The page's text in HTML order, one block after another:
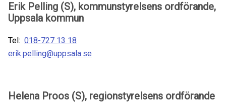
Erik Pelling (S), kommunstyrelsens ordförande,
Uppsala kommun
Tel: 018-727 13 18
erik.pelling@uppsala.se
Helena Proos (S), regionstyrelsens ordförande